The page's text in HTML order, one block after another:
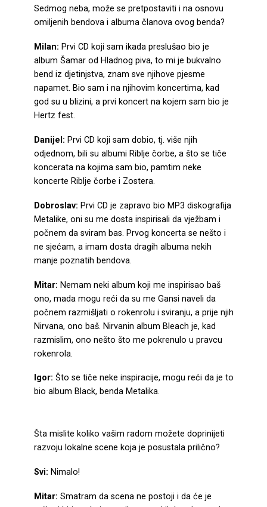
Sedmog neba, može se pretpostaviti i na osnovu
omiljenih bendova i albuma članova ovog benda?
Milan: Prvi CD koji sam ikada preslušao bio je
album Šamar od Hladnog piva, to mi je bukvalno
bend iz djetinjstva, znam sve njihove pjesme
napamet. Bio sam i na njihovim koncertima, kad
god su u blizini, a prvi koncert na kojem sam bio je
Hertz fest.
Danijel: Prvi CD koji sam dobio, tj. više njih
odjednom, bili su albumi Riblje čorbe, a što se tiče
koncerata na kojima sam bio, pamtim neke
koncerte Riblje čorbe i Zostera.
Dobroslav: Prvi CD je zapravo bio MP3 diskografija
Metalike, oni su me dosta inspirisali da vježbam i
počnem da sviram bas. Prvog koncerta se nešto i
ne sjećam, a imam dosta dragih albuma nekih
manje poznatih bendova.
Mitar: Nemam neki album koji me inspirisao baš
ono, mada mogu reći da su me Gansi naveli da
počnem razmišljati o rokenrolu i sviranju, a prije njih
Nirvana, ono baš. Nirvanin album Bleach je, kad
razmislim, ono nešto što me pokrenulo u pravcu
rokenrola.
Igor: Što se tiče neke inspiracije, mogu reći da je to
bio album Black, benda Metalika.
Šta mislite koliko vašim radom možete doprinijeti
razvoju lokalne scene koja je posustala prilično?
Svi: Nimalo!
Mitar: Smatram da scena ne postoji i da će je